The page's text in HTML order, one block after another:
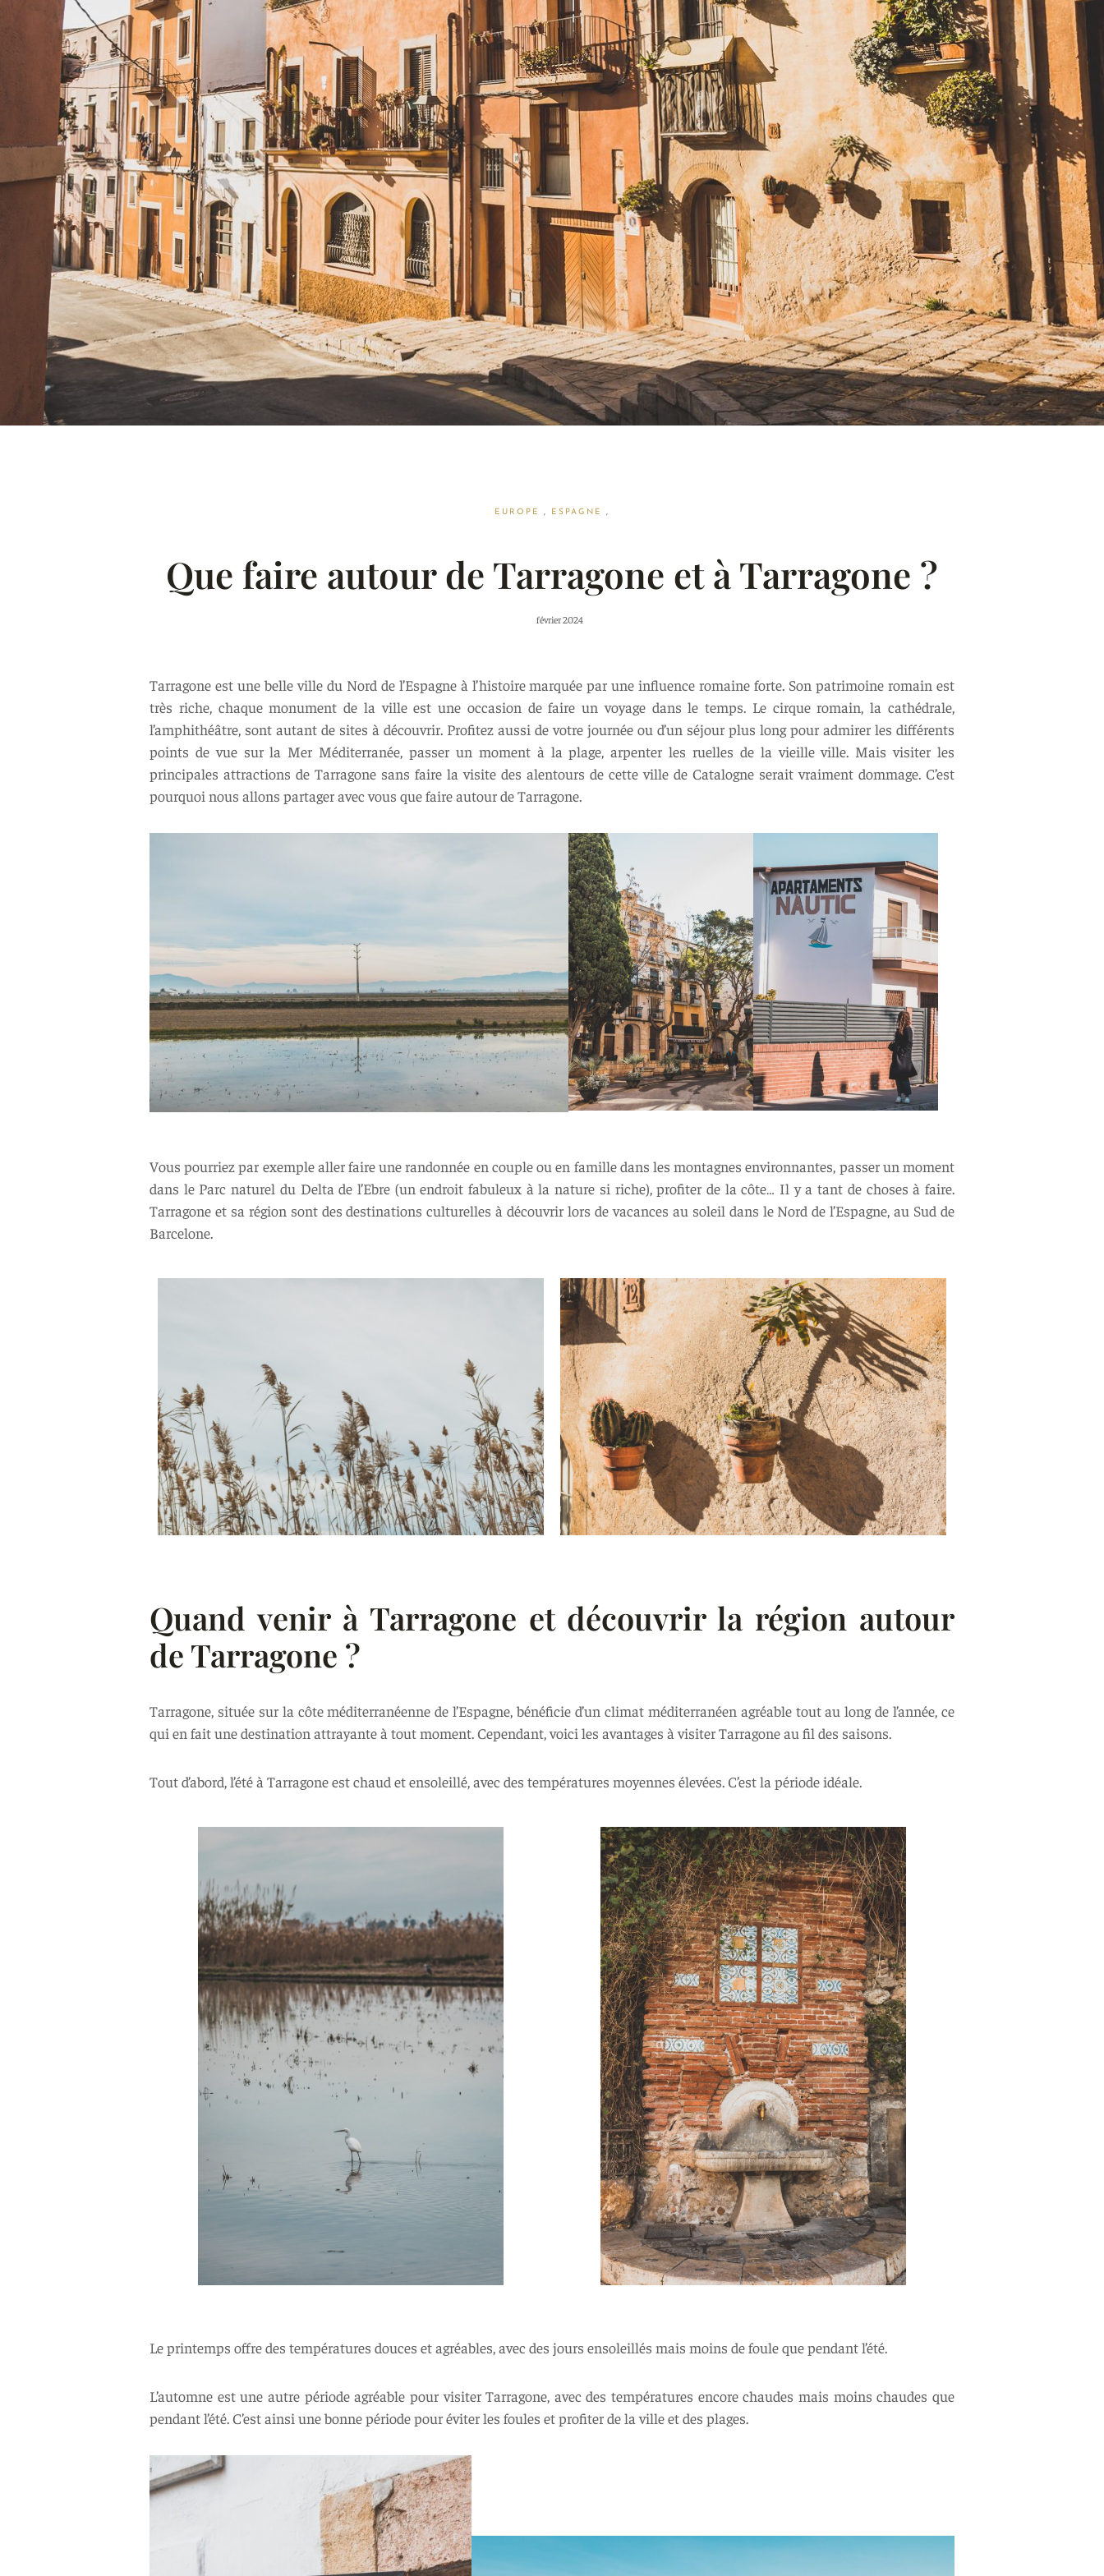
EUROPE , ESPAGNE ,
Que faire autour de Tarragone et à Tarragone ?
février 2024
Tarragone est une belle ville du Nord de l’Espagne à l’histoire marquée par une influence romaine forte. Son patrimoine romain est
très riche, chaque monument de la ville est une occasion de faire un voyage dans le temps. Le cirque romain, la cathédrale,
l’amphithéâtre, sont autant de sites à découvrir. Profitez aussi de votre journée ou d’un séjour plus long pour admirer les différents
points de vue sur la Mer Méditerranée, passer un moment à la plage, arpenter les ruelles de la vieille ville. Mais visiter les
principales attractions de Tarragone sans faire la visite des alentours de cette ville de Catalogne serait vraiment dommage. C’est
pourquoi nous allons partager avec vous que faire autour de Tarragone.
Vous pourriez par exemple aller faire une randonnée en couple ou en famille dans les montagnes environnantes, passer un moment
dans le Parc naturel du Delta de l’Ebre (un endroit fabuleux à la nature si riche), profiter de la côte… Il y a tant de choses à faire.
Tarragone et sa région sont des destinations culturelles à découvrir lors de vacances au soleil dans le Nord de l’Espagne, au Sud de
Barcelone.
Quand venir à Tarragone et découvrir la région autour
de Tarragone ?
Tarragone, située sur la côte méditerranéenne de l’Espagne, bénéficie d’un climat méditerranéen agréable tout au long de l’année, ce
qui en fait une destination attrayante à tout moment. Cependant, voici les avantages à visiter Tarragone au fil des saisons.
Tout d’abord, l’été à Tarragone est chaud et ensoleillé, avec des températures moyennes élevées. C’est la période idéale.
Le printemps offre des températures douces et agréables, avec des jours ensoleillés mais moins de foule que pendant l’été.
L’automne est une autre période agréable pour visiter Tarragone, avec des températures encore chaudes mais moins chaudes que
pendant l’été. C’est ainsi une bonne période pour éviter les foules et profiter de la ville et des plages.